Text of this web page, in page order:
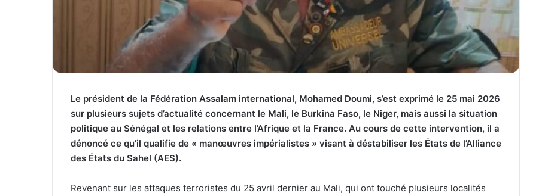
Le président de la Fédération Assalam international, Mohamed Doumi, s’est exprimé le 25 mai 2026
sur plusieurs sujets d’actualité concernant le Mali, le Burkina Faso, le Niger, mais aussi la situation
politique au Sénégal et les relations entre l’Afrique et la France. Au cours de cette intervention, il a
dénoncé ce qu’il qualifie de « manœuvres impérialistes » visant à déstabiliser les États de l’Alliance
des États du Sahel (AES).
Revenant sur les attaques terroristes du 25 avril dernier au Mali, qui ont touché plusieurs localités